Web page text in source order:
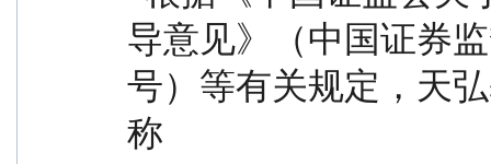
导意见》（中国证券
号）等有关规定，天
称